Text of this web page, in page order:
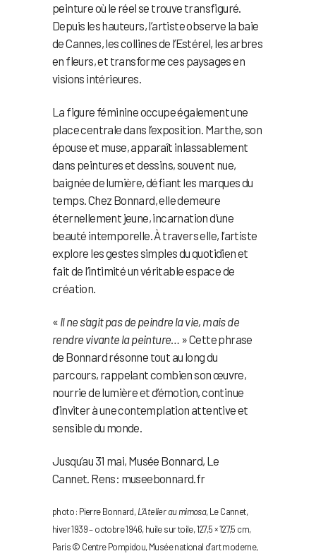
peinture où le réel se trouve transfiguré.
Depuis les hauteurs, l’artiste observe la baie
de Cannes, les collines de l’Estérel, les arbres
en fleurs, et transforme ces paysages en
visions intérieures.
La figure féminine occupe également une
place centrale dans l’exposition. Marthe, son
épouse et muse, apparaît inlassablement
dans peintures et dessins, souvent nue,
baignée de lumière, défiant les marques du
temps. Chez Bonnard, elle demeure
éternellement jeune, incarnation d’une
beauté intemporelle. À travers elle, l’artiste
explore les gestes simples du quotidien et
fait de l’intimité un véritable espace de
création.
« Il ne s’agit pas de peindre la vie, mais de
rendre vivante la peinture… » Cette phrase
de Bonnard résonne tout au long du
parcours, rappelant combien son œuvre,
nourrie de lumière et d’émotion, continue
d’inviter à une contemplation attentive et
sensible du monde.
Jusqu’au 31 mai, Musée Bonnard, Le
Cannet. Rens: museebonnard.fr
photo : Pierre Bonnard,L’Atelier au mimosa, Le Cannet,
hiver 1939 – octobre 1946, huile sur toile, 127,5 × 127,5 cm,
Paris © Centre Pompidou, Musée national d’art moderne,